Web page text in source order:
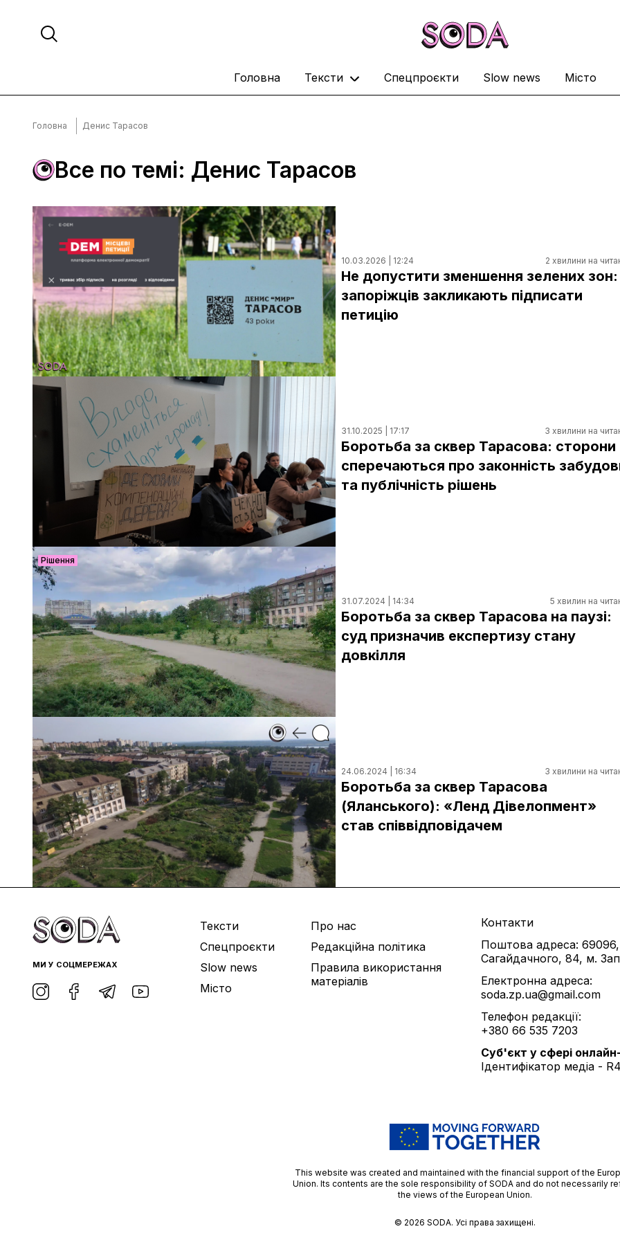
Головна Тексти Спецпроєкти Slow news Місто
Головна Денис Тарасов
Все по темі: Денис Тарасов
10.03.2026 | 12:24 2 хвилини на
Не допустити зменшення зелених зон:
запоріжців закликають підписати
петицію
31.10.2025 | 17:17 3 хвилини на
Боротьба за сквер Тарасова: сторони
сперечаються про законність
та публічність рішень
Рішення
31.07.2024 | 14:34 5 хвилин на
Боротьба за сквер Тарасова на паузі:
суд призначив експертизу стану
довкілля
24.06.2024 | 16:34 3 хвилини на
Боротьба за сквер Тарасова
(Яланського): «Ленд Дівелопмент»
став співвідповідачем
МИ У СОЦМЕРЕЖАХ
Тексти
Спецпроєкти
Slow news
Місто
Про нас
Редакційна політика
Правила використання
матеріалів
Контакти
Поштова адреса:
Сагайдачного, 84, м.
Електронна адреса:
soda.zp.ua@gmail.com
Телефон редакції:
+380 66 535 7203
Cуб'єкт у сфері
Ідентифікатор медіа -
This website was created and maintained with the financial support of the
Union. Its contents are the sole responsibility of SODA and do not necessarily
the views of the European Union.
© 2026 SODA. Усі права захищені.